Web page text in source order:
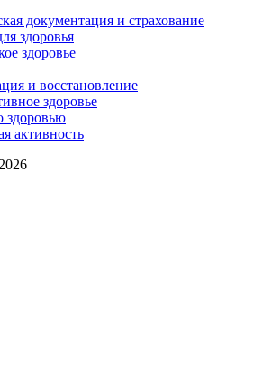
документация и страхование
здоровья
здоровье
и восстановление
здоровье
здоровью
активность